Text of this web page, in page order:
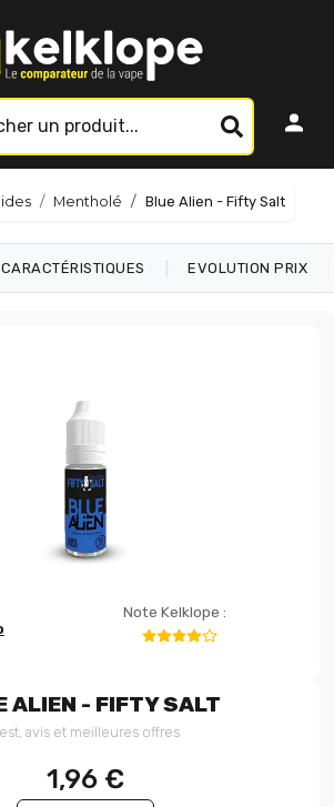
Mentholé Blue Alien - Fifty Salt
CARACTÉRISTIQUES EVOLUTION PRIX
Note Kelklope :
ALIEN - FIFTY SALT
avis et meilleures offres
1,96 €